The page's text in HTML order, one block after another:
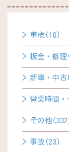
車検(10)
板金・修
新車・中
営業時間
その他
事故(23)